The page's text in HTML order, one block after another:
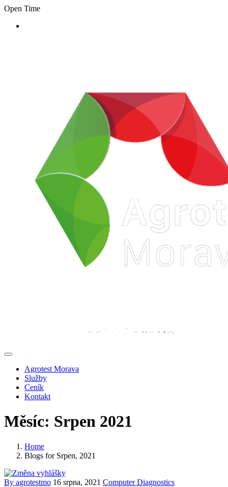
Open Time
Agrotest Morava
Služby
Ceník
Kontakt
Měsíc: Srpen 2021
Home
Blogs for Srpen, 2021
By agrotestmo 16 srpna, 2021 Computer Diagnostics